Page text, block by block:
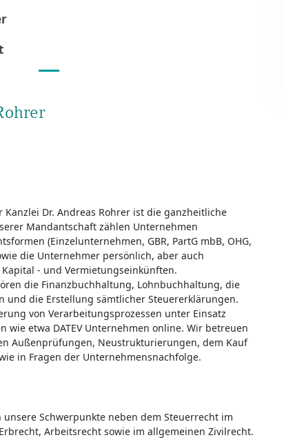
Dr. Andreas Rohrer ist die ganzheitliche
Mandantschaft zählen Unternehmen
(Einzelunternehmen, GBR, PartG mbB, OHG,
die Unternehmer persönlich, aber auch
- und Vermietungseinkünften.
die Finanzbuchhaltung, Lohnbuchhaltung, die
und die Erstellung sämtlicher Steuererklärungen.
von Verarbeitungsprozessen unter Einsatz
wie etwa DATEV Unternehmen online. Wir betreuen
Außenprüfungen, Neustrukturierungen, dem Kauf
in Fragen der Unternehmensnachfolge.
Schwerpunkte neben dem Steuerrecht im
Arbeitsrecht sowie im allgemeinen Zivilrecht.